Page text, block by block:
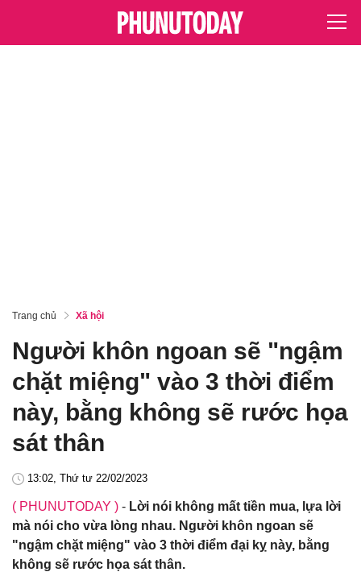
Trang chủ Xã hội
Người khôn ngoan sẽ "ngậm
chặt miệng" vào 3 thời điểm
này, bằng không sẽ rước họa
sát thân
13:02, Thứ tư 22/02/2023
( PHUNUTODAY ) - Lời nói không mất tiền mua, lựa lời
mà nói cho vừa lòng nhau. Người khôn ngoan sẽ
"ngậm chặt miệng" vào 3 thời điểm đại kỵ này, bằng
không sẽ rước họa sát thân.